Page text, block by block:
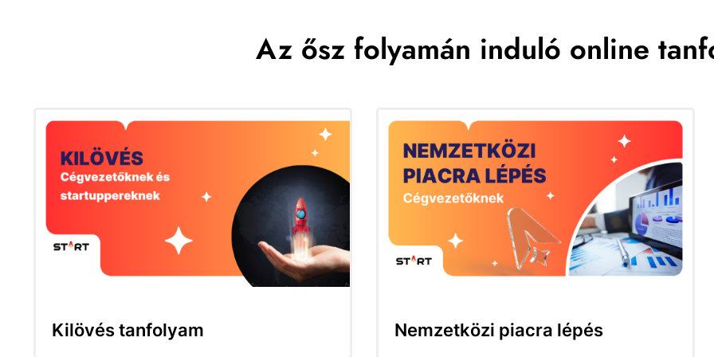
Az ősz folyamán induló online
Kilövés tanfolyam Nemzetközi piacra lépés